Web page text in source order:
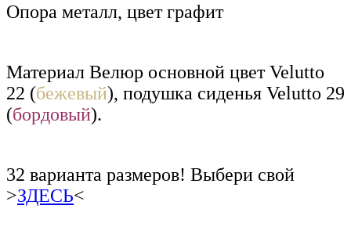
Опора металл, цвет графит
Материал Велюр основной цвет Velutto
22 (бежевый), подушка сиденья Velutto 29
(бордовый).
32 варианта размеров! Выбери свой
>ЗДЕСЬ<